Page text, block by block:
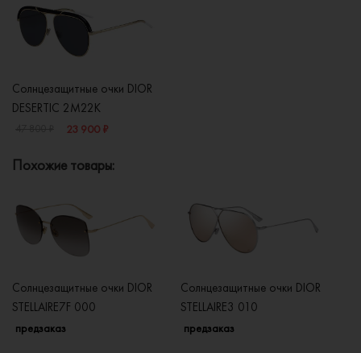
Солнцезащитные очки DIOR
DESERTIC 2M22K
23 900 ₽
Похожие товары:
Солнцезащитные очки DIOR
STELLAIRE7F 000
предзаказ
Солнцезащитные очки DIOR
STELLAIRE3 010
предзаказ